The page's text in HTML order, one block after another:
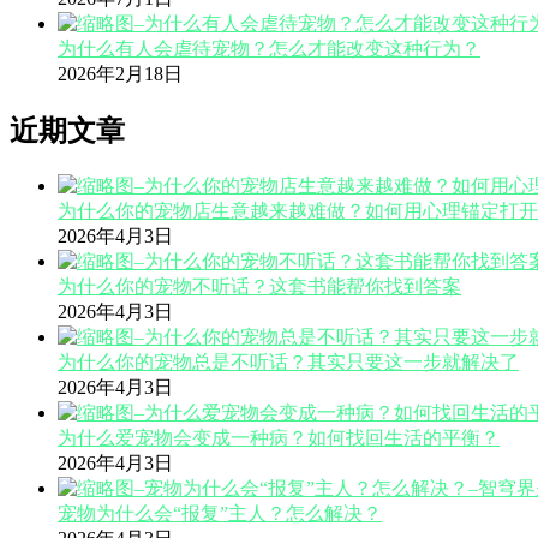
为什么有人会虐待宠物？怎么才能改变这种行为？
2026年2月18日
近期文章
为什么你的宠物店生意越来越难做？如何用心理锚定打
2026年4月3日
为什么你的宠物不听话？这套书能帮你找到答案
2026年4月3日
为什么你的宠物总是不听话？其实只要这一步就解决了
2026年4月3日
为什么爱宠物会变成一种病？如何找回生活的平衡？
2026年4月3日
宠物为什么会“报复”主人？怎么解决？